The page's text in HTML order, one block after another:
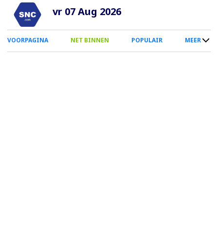
Overslaan
naar
inhoud
vr 07 Aug 2026
0
Smartphone
VOORPAGINA NET BINNEN POPULAIR MEER